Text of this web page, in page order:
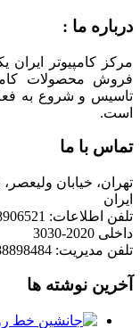
درباره ما :
مرکز کامپیوتر ایران
است.
تماس با ما
تهران، خیابان ولیعصر،
ایران
تلفن اطلاعات: 88906521
داخلی 2020-3030
تلفن مدیریت: 88898484
آخرین نوشته ها